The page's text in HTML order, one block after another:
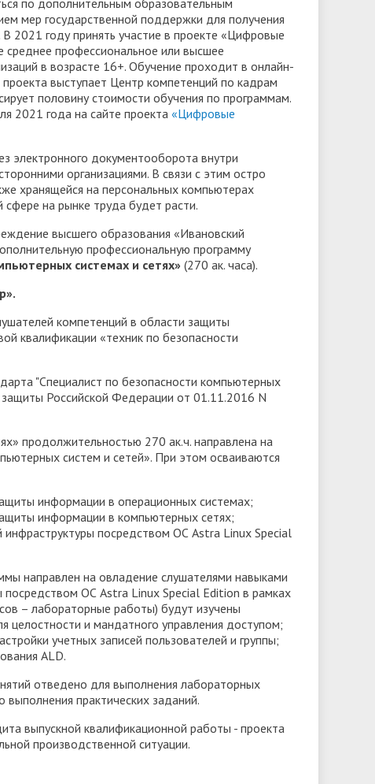
мер государственной поддержки для получения
2021 году принять участие в проекте «Цифровые
профессиональное или высшее
в возрасте 16+. Обучение проходит в онлайн-
выступает Центр компетенций по кадрам
половину стоимости обучения по программам.
2021 года на сайте проекта «Цифровые
электронного документооборота внутри
организациями. В связи с этим остро
хранящейся на персональных компьютерах
на рынке труда будет расти.
высшего образования «Ивановский
профессиональную программу
системах и сетях» (270 ак. часа).
компетенций в области защиты
квалификации «техник по безопасности
"Специалист по безопасности компьютерных
защиты Российской Федерации от 01.11.2016 N
продолжительностью 270 ак.ч. направлена на
систем и сетей». При этом осваиваются
информации в операционных системах;
информации в компьютерных сетях;
инфраструктуры посредством ОС Astra Linux Special
направлен на овладение слушателями навыками
посредством ОС Astra Linux Special Edition в рамках
– лабораторные работы) будут изучены
и мандатного управления доступом;
учетных записей пользователей и группы;
ALD.
отведено для выполнения лабораторных
выполнения практических заданий.
выпускной квалификационной работы - проекта
производственной ситуации.